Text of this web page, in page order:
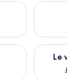
ce soir août
ce week-
Le